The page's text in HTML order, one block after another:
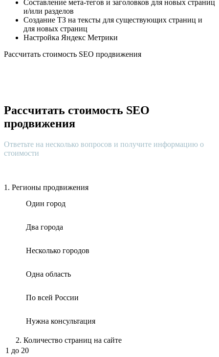
Составление мета-тегов и заголовков для новых страниц
и/или разделов
Создание ТЗ на тексты для существующих страниц и
для новых страниц
Настройка Яндекс Метрики
Рассчитать стоимость SEO продвижения
Рассчитать стоимость SEO
продвижения
Ответьте на несколько вопросов и получите информацию о
стоимости
1. Регионы продвижения
Один город
Два города
Несколько городов
Одна область
По всей России
Нужна консультация
2. Количество страниц на сайте
1 до 20